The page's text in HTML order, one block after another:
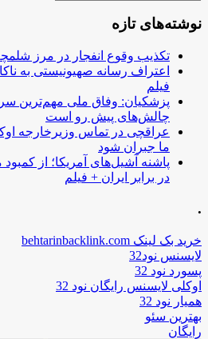
نوشته‌های تازه
تکذیب وقوع انفجار در مرز
اعتراف رسانه صهیونیستی به
فیلم
پزشکیان: وفاق ملی مهم‌ترین
چالش‌های پیش رو است
عراقچی در تماس وزیرخارجه
ما جبران شود
پاشنه آشیل‌های آمریکا؛ از
در برابر ایران + فیلم
.
خرید بک لینک behtarinbacklink.com
لایسنس نود32
پسورد نود 32
اوکلی لایسنس رایگان نود 32
همیار نود 32
بهترین سئو
رایگان